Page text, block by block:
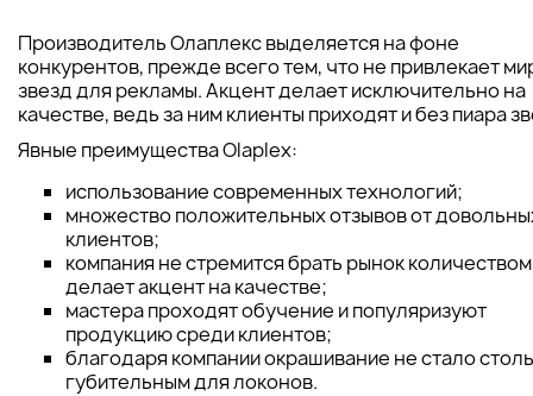
Производитель Олаплекс выделяется на фоне
конкурентов, прежде всего тем, что не привлекает
звезд для рекламы. Акцент делает исключительно на
качестве, ведь за ним клиенты приходят и без пиара
Явные преимущества Olaplex:
использование современных технологий;
множество положительных отзывов от
клиентов;
компания не стремится брать рынок
делает акцент на качестве;
мастера проходят обучение и популяризуют
продукцию среди клиентов;
благодаря компании окрашивание не стало столь
губительным для локонов.